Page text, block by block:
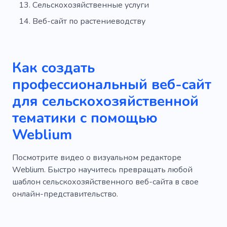
Сельскохозяйственные услуги
Веб-сайт по растениеводству
Как создать
профессиональный веб-сайт
для сельскохозяйственной
тематики с помощью
Weblium
Посмотрите видео о визуальном редакторе
Weblium. Быстро научитесь превращать любой
шаблон сельскохозяйственного веб-сайта в свое
онлайн-представительство.